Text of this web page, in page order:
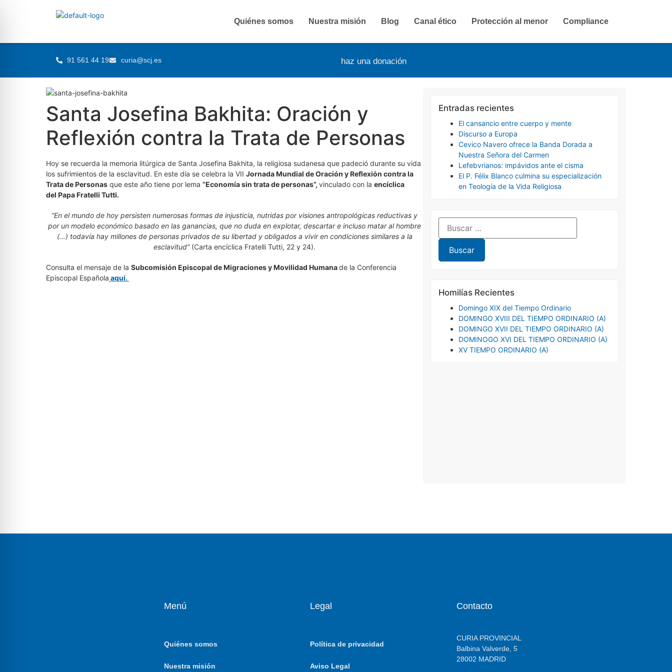
91 561 44 19 curia@scj.es haz una donación
Quiénes somos Nuestra misión Blog Canal ético Protección al menor Compliance
Santa Josefina Bakhita: Oración y
Reflexión contra la Trata de Personas
Hoy se recuerda la memoria litúrgica de Santa Josefina Bakhita, la religiosa sudanesa que padeció durante su vida
los sufrimientos de la esclavitud. En este día se celebra la VII Jornada Mundial de Oración y Reflexión contra la
Trata de Personas que este año tiene por lema “Economía sin trata de personas”, vinculado con la encíclica
del Papa Fratelli Tutti.
“En el mundo de hoy persisten numerosas formas de injusticia, nutridas por visiones antropológicas reductivas y
por un modelo económico basado en las ganancias, que no duda en explotar, descartar e incluso matar al hombre
(…) todavía hay millones de personas privados de su libertad y obligados a vivir en condiciones similares a la
esclavitud”(Carta encíclica Fratelli Tutti, 22 y 24).
Consulta el mensaje de la Subcomisión Episcopal de Migraciones y Movilidad Humanade la Conferencia
Episcopal Española aquí.
Entradas recientes
El cansancio entre cuerpo y mente
Discurso a Europa
Cevico Navero ofrece la Banda Dorada a
Nuestra Señora del Carmen
Lefebvrianos: impávidos ante el cisma
El P. Félix Blanco culmina su especialización
en Teología de la Vida Religiosa
Homilías Recientes
Domingo XIX del Tiempo Ordinario
DOMINGO XVIII DEL TIEMPO ORDINARIO (A)
DOMINGO XVII DEL TIEMPO ORDINARIO (A)
DOMINOGO XVI DEL TIEMPO ORDINARIO (A)
XV TIEMPO ORDINARIO (A)
Menú
Quiénes somos
Nuestra misión
Legal
Política de privacidad
Aviso Legal
Contacto
CURIA PROVINCIAL
Balbina Valverde, 5
28002 MADRID